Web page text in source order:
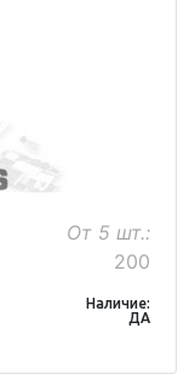
От 5 шт.:
200
Наличие:
ДА